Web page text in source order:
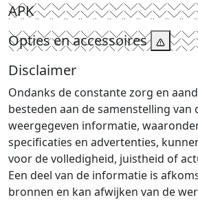
APK
Opties en accessoires
Disclaimer
Ondanks de constante zorg en
besteden aan de samenstelling van
weergegeven informatie,
specificaties en advertenties,
voor de volledigheid, juistheid of
Een deel van de informatie is
bronnen en kan afwijken van de